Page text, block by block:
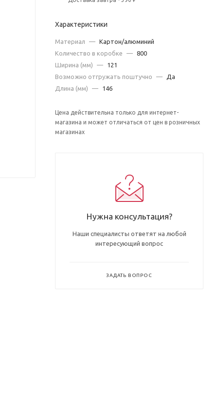
Характеристики
Материал — Картон/алюминий
Количество в коробке
— 800
Ширина (мм)
—
121
Возможно отгружать поштучно
—
Да
Длина (мм)
— 146
Цена действительна только для интернет-
магазина и может отличаться от цен в розничных
магазинах
Нужна консультация?
Наши специалисты ответят на любой
интересующий вопрос
ЗАДАТЬ ВОПРОС